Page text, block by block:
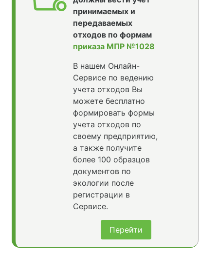
принимаемых и
передаваемых
отходов по формам
приказа МПР №1028
В нашем Онлайн-
Сервисе по ведению
учета отходов Вы
можете бесплатно
формировать формы
учета отходов по
своему предприятию,
а также получите
более 100 образцов
документов по
экологии после
регистрации в
Сервисе.
Перейти